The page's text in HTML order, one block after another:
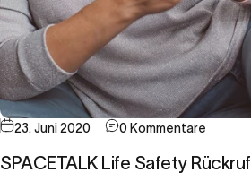
23. Juni 2020 0 Kommentare
SPACETALK Life Safety Rückruf